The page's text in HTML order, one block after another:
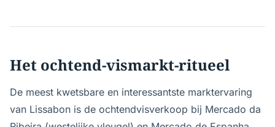
Het ochtend-vismarkt-ritueel
De meest kwetsbare en interessantste marktervaring
van Lissabon is de ochtendvisverkoop bij Mercado da